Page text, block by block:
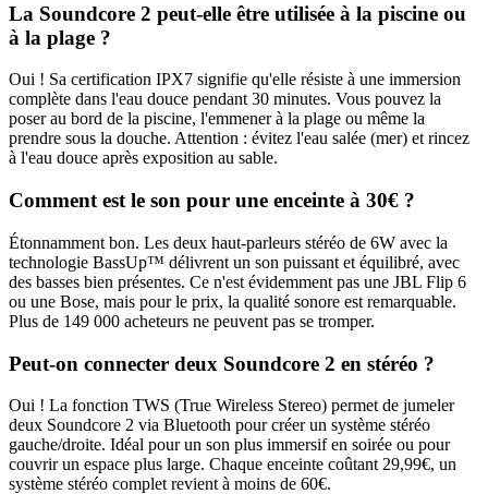
La Soundcore 2 peut-elle être utilisée à la piscine ou
à la plage ?
Oui ! Sa certification IPX7 signifie qu'elle résiste à une immersion
complète dans l'eau douce pendant 30 minutes. Vous pouvez la
poser au bord de la piscine, l'emmener à la plage ou même la
prendre sous la douche. Attention : évitez l'eau salée (mer) et rincez
à l'eau douce après exposition au sable.
Comment est le son pour une enceinte à 30€ ?
Étonnamment bon. Les deux haut-parleurs stéréo de 6W avec la
technologie BassUp™ délivrent un son puissant et équilibré, avec
des basses bien présentes. Ce n'est évidemment pas une JBL Flip 6
ou une Bose, mais pour le prix, la qualité sonore est remarquable.
Plus de 149 000 acheteurs ne peuvent pas se tromper.
Peut-on connecter deux Soundcore 2 en stéréo ?
Oui ! La fonction TWS (True Wireless Stereo) permet de jumeler
deux Soundcore 2 via Bluetooth pour créer un système stéréo
gauche/droite. Idéal pour un son plus immersif en soirée ou pour
couvrir un espace plus large. Chaque enceinte coûtant 29,99€, un
système stéréo complet revient à moins de 60€.